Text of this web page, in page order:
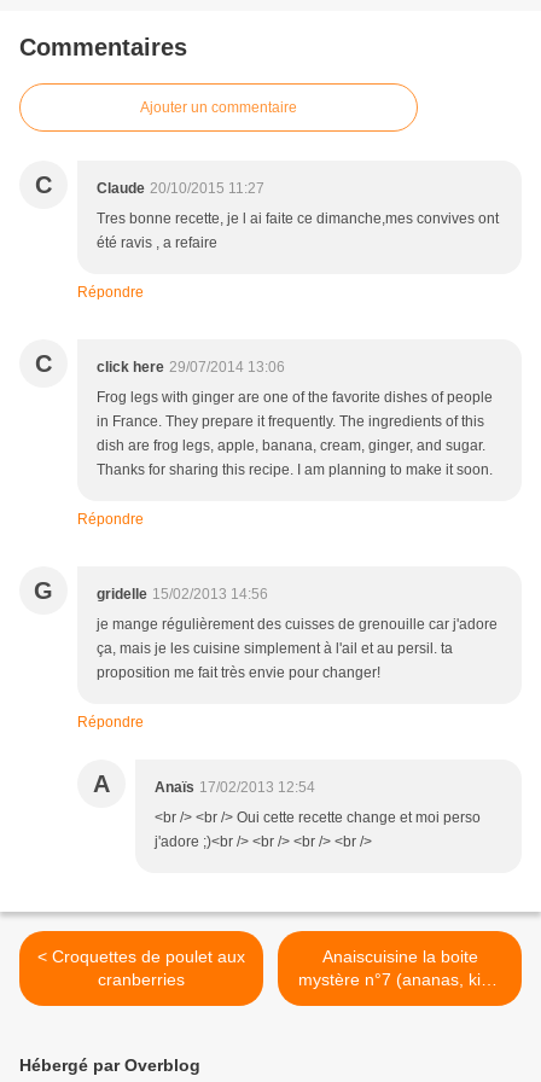
Commentaires
Ajouter un commentaire
C Claude 20/10/2015 11:27
Tres bonne recette, je l ai faite ce dimanche,mes convives ont
été ravis , a refaire
Répondre
C click here 29/07/2014 13:06
Frog legs with ginger are one of the favorite dishes of people
in France. They prepare it frequently. The ingredients of this
dish are frog legs, apple, banana, cream, ginger, and sugar.
Thanks for sharing this recipe. I am planning to make it soon.
Répondre
G gridelle 15/02/2013 14:56
je mange régulièrement des cuisses de grenouille car j'adore
ça, mais je les cuisine simplement à l'ail et au persil. ta
proposition me fait très envie pour changer!
Répondre
A Anaïs 17/02/2013 12:54
<br /> <br /> Oui cette recette change et moi perso
j'adore ;)<br /> <br /> <br /> <br />
< Croquettes de poulet aux
cranberries
Anaiscuisine la boite
mystère n°7 (ananas, kiwi,
saint-jacques, betterave
Hébergé par Overblog